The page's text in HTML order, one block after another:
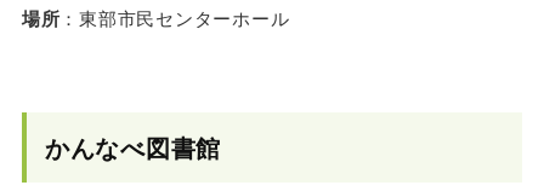
場所 ：東部市民センターホール
かんなべ図書館